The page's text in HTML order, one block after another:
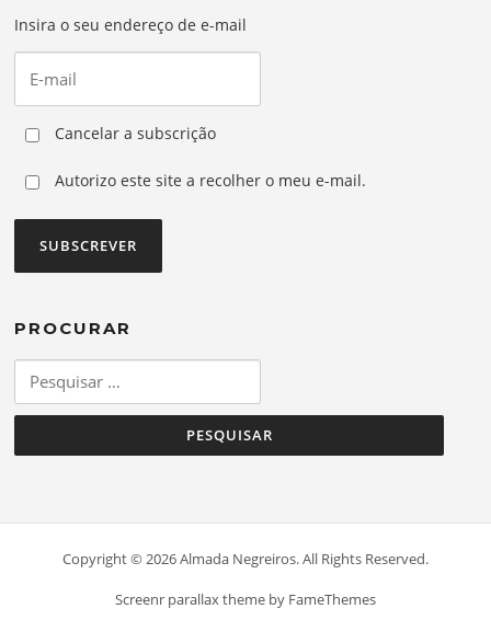
Insira o seu endereço de e-mail
Cancelar a subscrição
Autorizo este site a recolher o meu e-mail.
PROCURAR
Copyright © 2026 Almada Negreiros. All Rights Reserved.
Screenr parallax theme by FameThemes